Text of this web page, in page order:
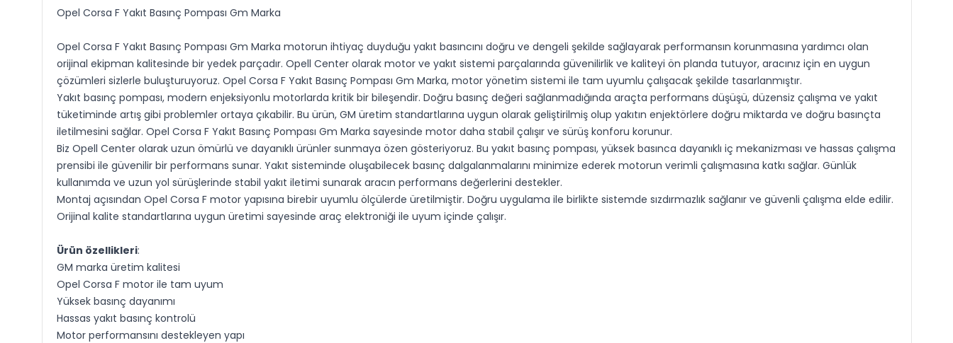
Opel Corsa F Yakıt Basınç Pompası Gm Marka
Opel Corsa F Yakıt Basınç Pompası Gm Marka motorun ihtiyaç duyduğu yakıt basıncını doğru ve dengeli şekilde sağlayarak performansın korunmasına yardımcı olan
orijinal ekipman kalitesinde bir yedek parçadır. Opell Center olarak motor ve yakıt sistemi parçalarında güvenilirlik ve kaliteyi ön planda tutuyor, aracınız için en uygun
çözümleri sizlerle buluşturuyoruz. Opel Corsa F Yakıt Basınç Pompası Gm Marka, motor yönetim sistemi ile tam uyumlu çalışacak şekilde tasarlanmıştır.
Yakıt basınç pompası, modern enjeksiyonlu motorlarda kritik bir bileşendir. Doğru basınç değeri sağlanmadığında araçta performans düşüşü, düzensiz çalışma ve yakıt
tüketiminde artış gibi problemler ortaya çıkabilir. Bu ürün, GM üretim standartlarına uygun olarak geliştirilmiş olup yakıtın enjektörlere doğru miktarda ve doğru basınçta
iletilmesini sağlar. Opel Corsa F Yakıt Basınç Pompası Gm Marka sayesinde motor daha stabil çalışır ve sürüş konforu korunur.
Biz Opell Center olarak uzun ömürlü ve dayanıklı ürünler sunmaya özen gösteriyoruz. Bu yakıt basınç pompası, yüksek basınca dayanıklı iç mekanizması ve hassas çalışma
prensibi ile güvenilir bir performans sunar. Yakıt sisteminde oluşabilecek basınç dalgalanmalarını minimize ederek motorun verimli çalışmasına katkı sağlar. Günlük
kullanımda ve uzun yol sürüşlerinde stabil yakıt iletimi sunarak aracın performans değerlerini destekler.
Montaj açısından Opel Corsa F motor yapısına birebir uyumlu ölçülerde üretilmiştir. Doğru uygulama ile birlikte sistemde sızdırmazlık sağlanır ve güvenli çalışma elde edilir.
Orijinal kalite standartlarına uygun üretimi sayesinde araç elektroniği ile uyum içinde çalışır.
Ürün özellikleri:
GM marka üretim kalitesi
Opel Corsa F motor ile tam uyum
Yüksek basınç dayanımı
Hassas yakıt basınç kontrolü
Motor performansını destekleyen yapı